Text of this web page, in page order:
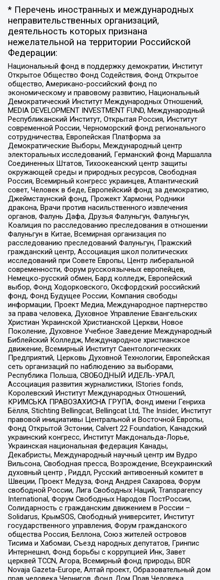
* Перечень иностранных и международных
неправительственных организаций,
деятельность которых признана
нежелательной на территории Российской
Федерации:
Национальный фонд в поддержку демократии, Институт
Открытое Общество Фонд Содействия, Фонд Открытое
общество, Американо-российский фонд по
экономическому и правовому развитию, Национальный
Демократический Институт Международных Отношений,
MEDIA DEVELOPMENT INVESTMENT FUND, Международный
Республиканский Институт, Открытая Россия, Институт
современной России, Черноморский фонд регионального
сотрудничества, Европейская Платформа за
Демократические Выборы, Международный центр
электоральных исследований, Германский фонд Маршалла
Соединенных Штатов, Тихоокеанский центр защиты
окружающей среды и природных ресурсов, Свободная
Россия, Всемирный конгресс украинцев, Атлантический
совет, Человек в беде, Европейский фонд за демократию,
Джеймстаунский фонд, Прожект Хармони, Родники
дракона, Врачи против насильственного извлечения
органов, Фалунь Дафа, Друзья Фалуньгун, Фалуньгун,
Коалиция по расследованию преследования в отношении
Фалуньгун в Китае, Всемирная организация по
расследованию преследований Фалуньгун, Пражский
гражданский центр, Ассоциация школ политических
исследований при Совете Европы, Центр либеральной
современности, Форум русскоязычных европейцев,
Немецко-русский обмен, Бард колледж, Европейский
выбор, Фонд Ходорковского, Оксфордский российский
фонд, Фонд Будущее России, Компания свободы
информации, Проект Медиа, Международное партнерство
за права человека, Духовное Управление Евангельских
Христиан Украинской Христианской Церкви, Новое
Поколение, Духовное Учебное Заведение Международный
Библейский Колледж, Международное христианское
движение, Всемирный Институт Саентологических
Предприятий, Церковь Духовной Технологии, Европейская
сеть организаций по наблюдению за выборами,
Республика Польша, СВОБОДНЫЙ ИДЕЛЬ-УРАЛ,
Ассоциация развития журналистики, IStories fonds,
Королевский Институт Международных Отношений,
КРИМСЬКА ПРАВОЗАХИСНА ГРУПА, Фонд имени Генриха
Бёлля, Stichting Bellingcat, Bellingcat Ltd, The Insider, Институт
правовой инициативы Центральной и Восточной Европы,
Фонд Открытой Эстонии, Calvert 22 Foundation, Канадский
украинский конгресс, Институт Макдональда-Лорье,
Украинская национальная федерация Канады,
Декабристы, Международный научный центр им Вудро
Вильсона, Свободная пресса, Возрождение, Всеукраинский
духовный центр , Риддл, Русский антивоенный комитет в
Швеции, Проект Медуза, Фонд Андрея Сахарова, Форум
свободной России, Лига Свободных Наций, Transparеncy
International, Форум Свободных Народов ПостРоссии,
Солидарность с гражданским движением в России –
Solidarus, КрымSOS, Свободный университет, Институт
государственного управления, Форум гражданского
общества Россия, Беллона, Союз жителей островов
Тисима и Хабомаи, Съезд народных депутатов, Гринпис
Интернешнл, Фонд борьбы с коррупцией Инк, Завет
церквей TCCN, Агора, Всемирный фонд природы, BDR
Novaja Gazeta-Europe, Алтай проект, Образовательный дом